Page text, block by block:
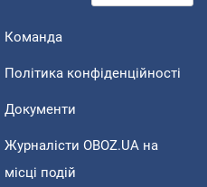
Команда
Політика конфіденційності
Документи
Журналісти OBOZ.UA на
місці подій